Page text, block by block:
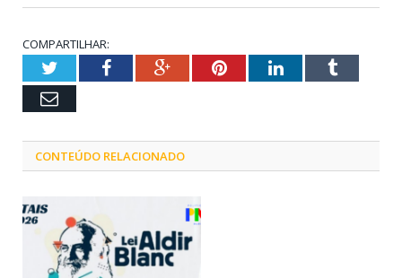
COMPARTILHAR:
TwitterFacebookGoogle+PinterestLinkedInTumblr
Email
CONTEÚDO RELACIONADO